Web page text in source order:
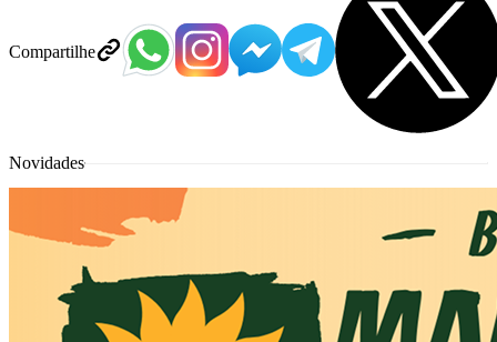
Compartilhe
Novidades